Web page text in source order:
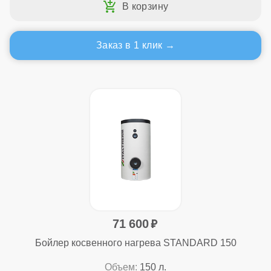
Заказ в 1 клик
71 600
Бойлер косвенного нагрева STANDARD 150
Объем: 150 л.